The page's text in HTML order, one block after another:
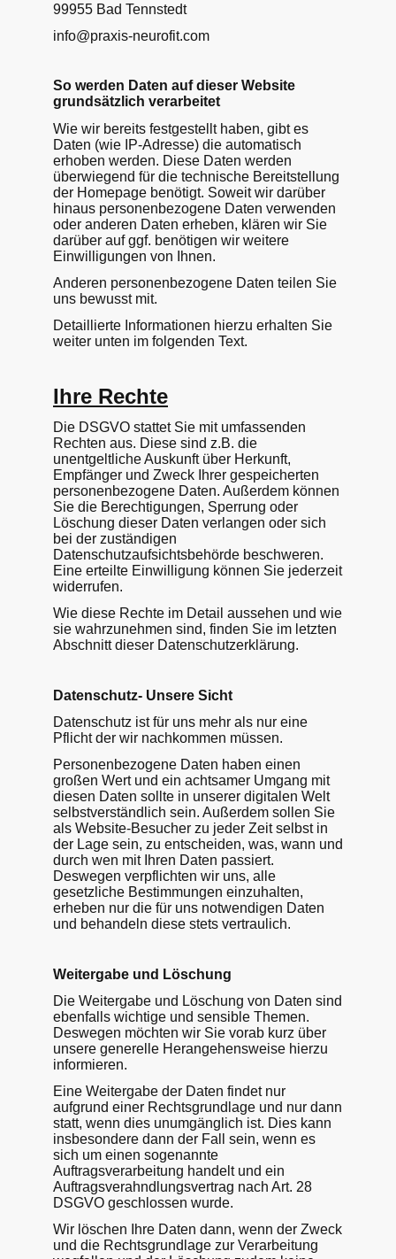
99955 Bad Tennstedt
info@praxis-neurofit.com
So werden Daten auf dieser Website
grundsätzlich verarbeitet
Wie wir bereits festgestellt haben, gibt es
Daten (wie IP-Adresse) die automatisch
erhoben werden. Diese Daten werden
überwiegend für die technische Bereitstellung
der Homepage benötigt. Soweit wir darüber
hinaus personenbezogene Daten verwenden
oder anderen Daten erheben, klären wir Sie
darüber auf ggf. benötigen wir weitere
Einwilligungen von Ihnen.
Anderen personenbezogene Daten teilen Sie
uns bewusst mit.
Detaillierte Informationen hierzu erhalten Sie
weiter unten im folgenden Text.
Ihre Rechte
Die DSGVO stattet Sie mit umfassenden
Rechten aus. Diese sind z.B. die
unentgeltliche Auskunft über Herkunft,
Empfänger und Zweck Ihrer gespeicherten
personenbezogene Daten. Außerdem können
Sie die Berechtigungen, Sperrung oder
Löschung dieser Daten verlangen oder sich
bei der zuständigen
Datenschutzaufsichtsbehörde beschweren.
Eine erteilte Einwilligung können Sie jederzeit
widerrufen.
Wie diese Rechte im Detail aussehen und wie
sie wahrzunehmen sind, finden Sie im letzten
Abschnitt dieser Datenschutzerklärung.
Datenschutz- Unsere Sicht
Datenschutz ist für uns mehr als nur eine
Pflicht der wir nachkommen müssen.
Personenbezogene Daten haben einen
großen Wert und ein achtsamer Umgang mit
diesen Daten sollte in unserer digitalen Welt
selbstverständlich sein. Außerdem sollen Sie
als Website-Besucher zu jeder Zeit selbst in
der Lage sein, zu entscheiden, was, wann und
durch wen mit Ihren Daten passiert.
Deswegen verpflichten wir uns, alle
gesetzliche Bestimmungen einzuhalten,
erheben nur die für uns notwendigen Daten
und behandeln diese stets vertraulich.
Weitergabe und Löschung
Die Weitergabe und Löschung von Daten sind
ebenfalls wichtige und sensible Themen.
Deswegen möchten wir Sie vorab kurz über
unsere generelle Herangehensweise hierzu
informieren.
Eine Weitergabe der Daten findet nur
aufgrund einer Rechtsgrundlage und nur dann
statt, wenn dies unumgänglich ist. Dies kann
insbesondere dann der Fall sein, wenn es
sich um einen sogenannte
Auftragsverarbeitung handelt und ein
Auftragsverahndlungsvertrag nach Art. 28
DSGVO geschlossen wurde.
Wir löschen Ihre Daten dann, wenn der Zweck
und die Rechtsgrundlage zur Verarbeitung